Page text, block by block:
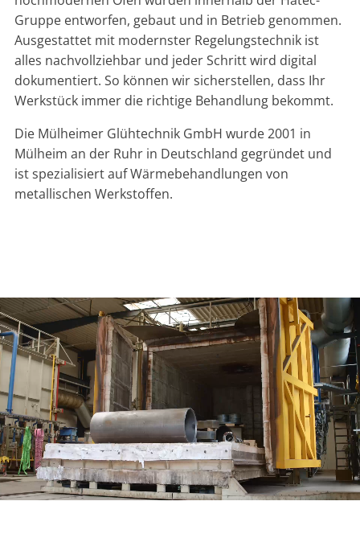
Gruppe entworfen, gebaut und in Betrieb genommen.
Ausgestattet mit modernster Regelungstechnik ist
alles nachvollziehbar und jeder Schritt wird digital
dokumentiert. So können wir sicherstellen, dass Ihr
Werkstück immer die richtige Behandlung bekommt.
Die Mülheimer Glühtechnik GmbH wurde 2001 in
Mülheim an der Ruhr in Deutschland gegründet und
ist spezialisiert auf Wärmebehandlungen von
metallischen Werkstoffen.